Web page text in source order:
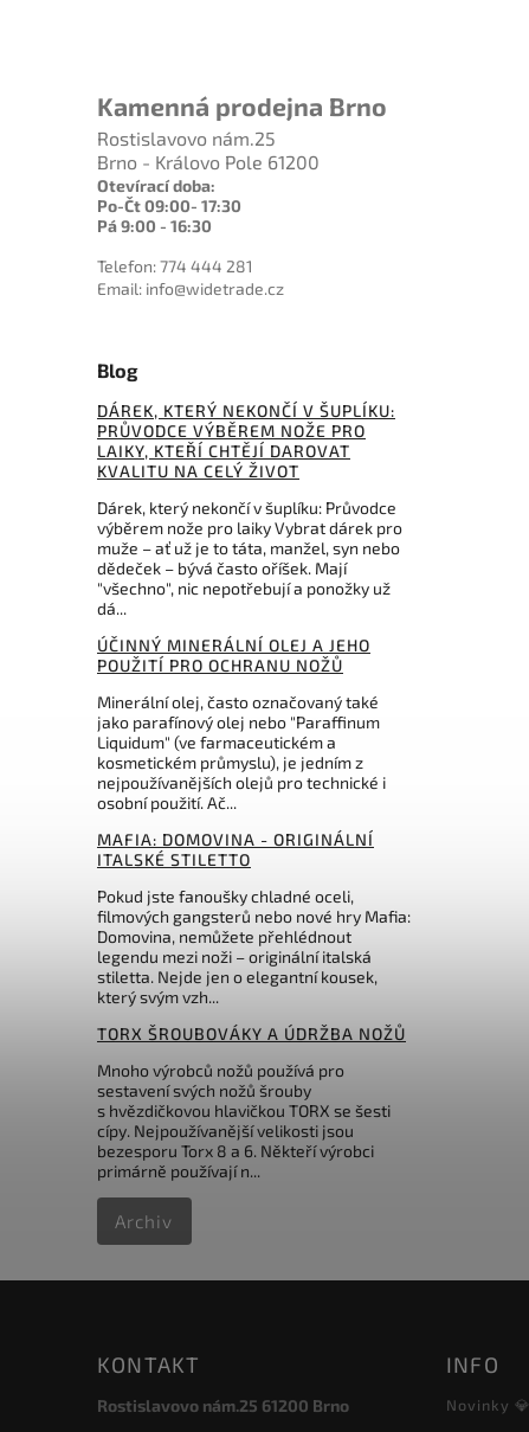
Kamenná prodejna Brno
Rostislavovo nám.25
Brno - Královo Pole 61200
Otevírací doba:
Po-Čt 09:00- 17:30
Pá 9:00 - 16:30
Telefon: 774 444 281
Email: info@widetrade.cz
Blog
DÁREK, KTERÝ NEKONČÍ V ŠUPLÍKU:
PRŮVODCE VÝBĚREM NOŽE PRO
LAIKY, KTEŘÍ CHTĚJÍ DAROVAT
KVALITU NA CELÝ ŽIVOT
Dárek, který nekončí v šuplíku: Průvodce
výběrem nože pro laiky Vybrat dárek pro
muže – ať už je to táta, manžel, syn nebo
dědeček – bývá často oříšek. Mají
"všechno", nic nepotřebují a ponožky už
dá...
ÚČINNÝ MINERÁLNÍ OLEJ A JEHO
POUŽITÍ PRO OCHRANU NOŽŮ
Minerální olej, často označovaný také
jako parafínový olej nebo "Paraffinum
Liquidum" (ve farmaceutickém a
kosmetickém průmyslu), je jedním z
nejpoužívanějších olejů pro technické i
osobní použití. Ač...
MAFIA: DOMOVINA - ORIGINÁLNÍ
ITALSKÉ STILETTO
Pokud jste fanoušky chladné oceli,
filmových gangsterů nebo nové hry Mafia:
Domovina, nemůžete přehlédnout
legendu mezi noži – originální italská
stiletta. Nejde jen o elegantní kousek,
který svým vzh...
TORX ŠROUBOVÁKY A ÚDRŽBA NOŽŮ
Mnoho výrobců nožů používá pro
sestavení svých nožů šrouby
s hvězdičkovou hlavičkou TORX se šesti
cípy. Nejpoužívanější velikosti jsou
bezesporu Torx 8 a 6. Někteří výrobci
primárně používají n...
Archiv
KONTAKT
Rostislavovo nám.25 61200 Brno
INFO
Novinky 💎